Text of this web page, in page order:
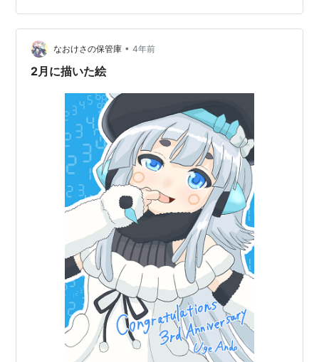
ら止まらない。ということで、本編入ります。カウント
ダウンの準備配信～誕生日配信までの記事です。もし、
振り返りとか後日にあったら追記します。 カウントダウ
ン準備配信 カウントダウン配信 誕生日配信 あとがき カ
なおけさの保管庫 • 4年前
2月に描いた絵